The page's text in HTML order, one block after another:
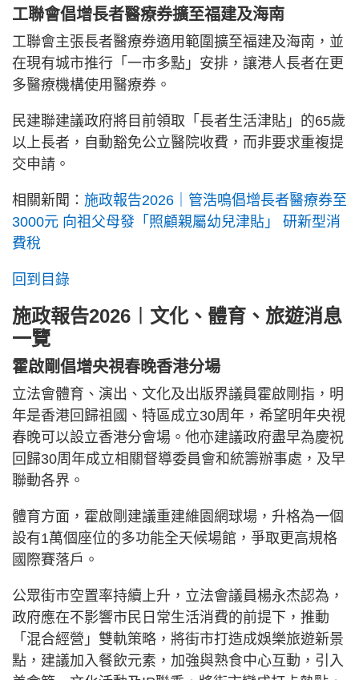
工聯會倡增長者醫療券擴至福建及海南
工聯會主張長者醫療券適用範圍擴至福建及海南，並
在現有城市推行「一市多點」安排，讓港人長者在更
多醫療機構使用醫療券。
民建聯建議政府將目前領取「長者生活津貼」的65歲
以上長者，自動豁免公立醫院收費，而非要求重複提
交申請。
相關新聞： 施政報告2026｜管浩鳴倡增長者醫療券至
3000元 向祖父母發「照顧親屬幼兒津貼」 研新型消
費稅
回到目錄
施政報告2026︱文化、體育、旅遊消息
一覽
霍啟剛倡增央視春晚香港分場
立法會體育、演出、文化及出版界議員霍啟剛指，明
年是香港回歸祖國、特區成立30周年，希望明年央視
春晚可以設立香港分會場。他亦建議政府盡早為慶祝
回歸30周年成立相關督導委員會和統籌辦事處，及早
聯動各界。
體育方面，霍啟剛建議重建維園網球場，升格為一個
設有1萬個座位的多功能全天候場館，爭取更高規格
國際賽落戶。
公眾街市空置率持續上升，立法會議員楊永杰認為，
政府應在不影響市民日常生活消費的前提下，推動
「混合經營」雙軌策略，將街市打造成娛樂旅遊新景
點，建議加入餐飲元素，加強與熟食中心互動，引入